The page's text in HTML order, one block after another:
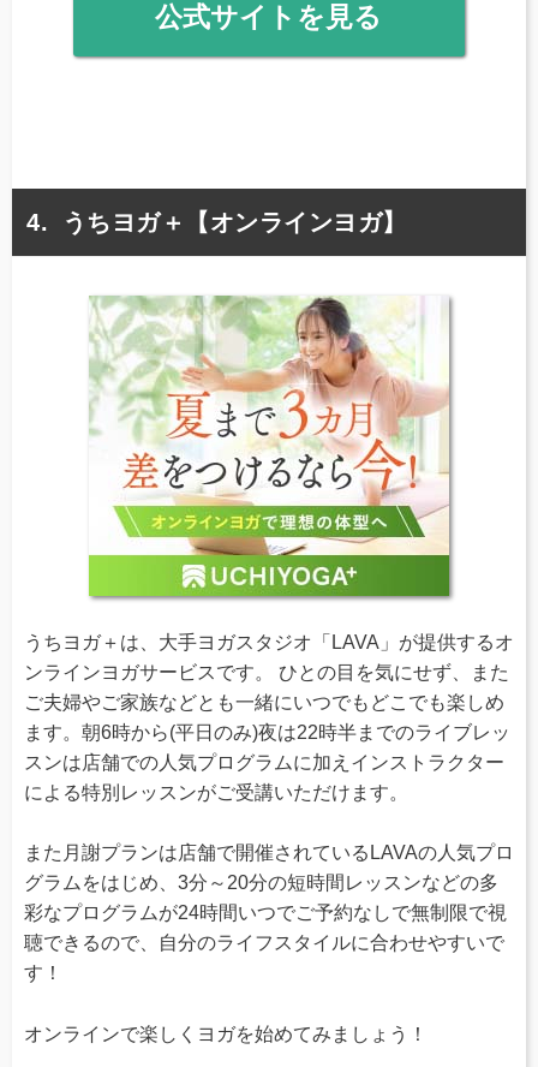
公式サイトを見る
うちヨガ＋【オンラインヨガ】
うちヨガ＋は、大手ヨガスタジオ「LAVA」が提供するオ
ンラインヨガサービスです。 ひとの目を気にせず、また
ご夫婦やご家族などとも一緒にいつでもどこでも楽しめ
ます。朝6時から(平日のみ)夜は22時半までのライブレッ
スンは店舗での人気プログラムに加えインストラクター
による特別レッスンがご受講いただけます。
また月謝プランは店舗で開催されているLAVAの人気プロ
グラムをはじめ、3分～20分の短時間レッスンなどの多
彩なプログラムが24時間いつでご予約なしで無制限で視
聴できるので、自分のライフスタイルに合わせやすいで
す！
オンラインで楽しくヨガを始めてみましょう！